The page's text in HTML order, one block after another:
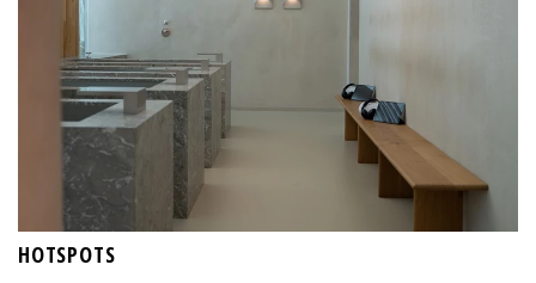
HOTSPOTS